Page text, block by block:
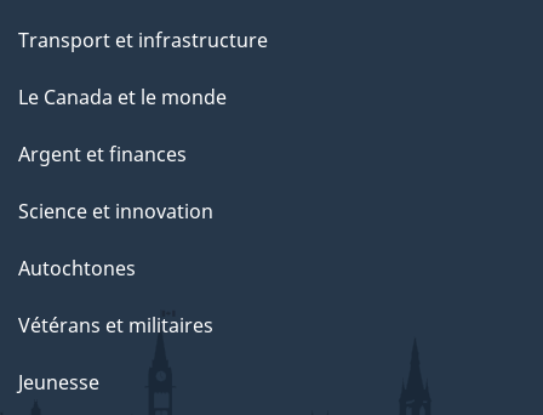
Transport et infrastructure
Le Canada et le monde
Argent et finances
Science et innovation
Autochtones
Vétérans et militaires
Jeunesse